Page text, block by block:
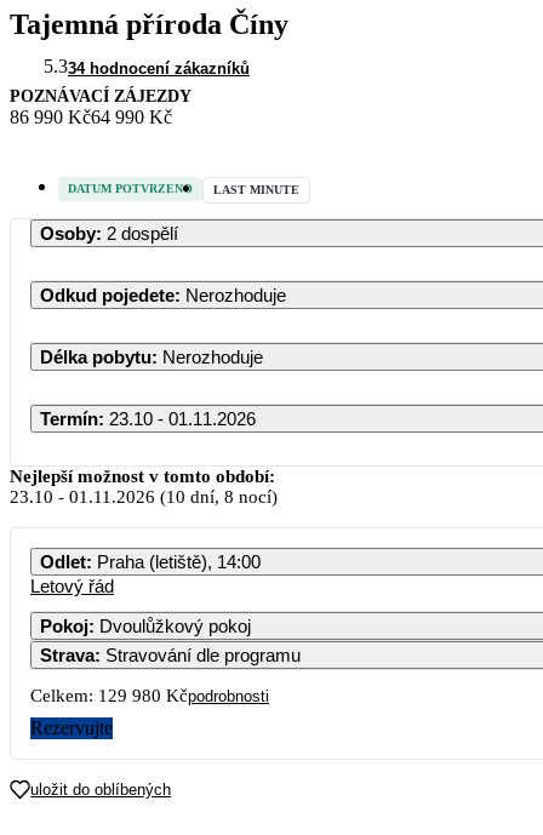
Tajemná příroda Číny
5.334 hodnocení zákazníků
POZNÁVACÍ ZÁJEZDY
86 990 Kč64 990 Kč
DATUM POTVRZENO LAST MINUTE
Osoby: 2 dospělí
Odkud pojedete: Nerozhoduje
Délka pobytu: Nerozhoduje
Termín: 23.10 - 01.11.2026
Nejlepší možnost v tomto období:
23.10 - 01.11.2026 (10 dní, 8 nocí)
Odlet: Praha (letiště), 14:00
Letový řád
Pokoj: Dvoulůžkový pokoj
Strava: Stravování dle programu
Celkem: 129 980 Kčpodrobnosti
Rezervujte
uložit do oblíbených